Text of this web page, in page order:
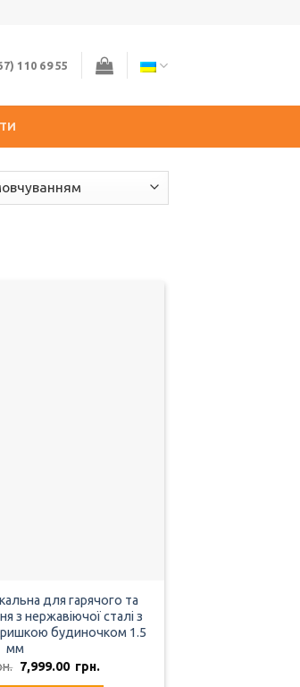
110 69 55
для гарячого та
з нержавіючої сталі з
будиночком 1.5
мм
Оригінальна
ціна:
7,999.00 грн.Поточна